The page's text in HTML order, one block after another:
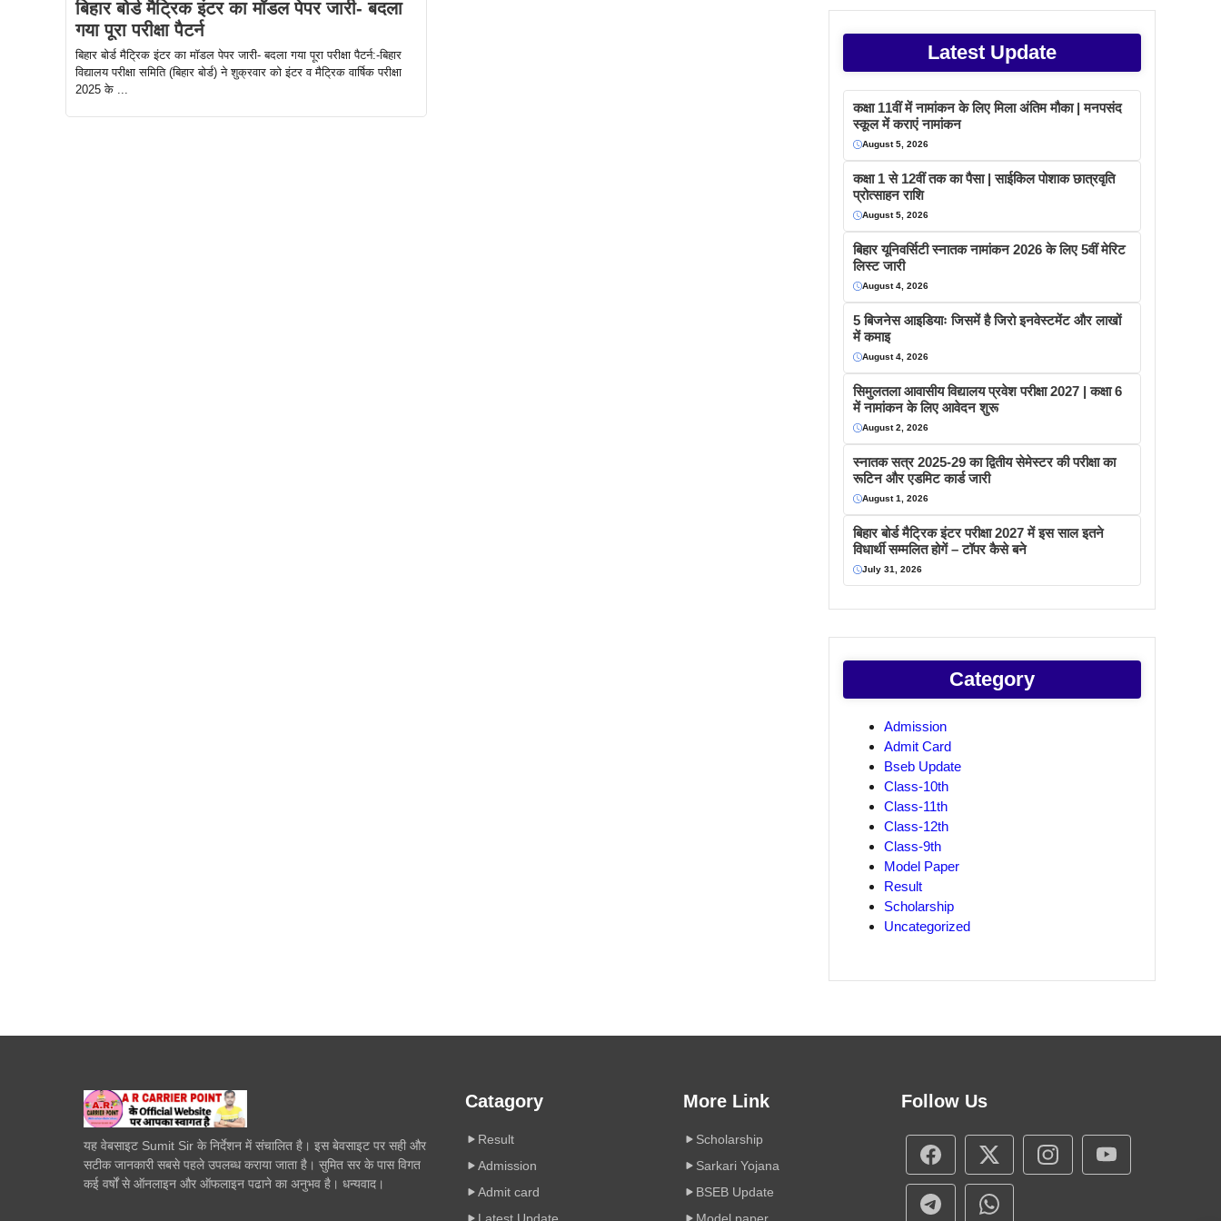
बिहार बोर्ड मैट्रिक इंटर का मॉडल पेपर जारी- बदला
गया पूरा परीक्षा पैटर्न
बिहार बोर्ड मैट्रिक इंटर का मॉडल पेपर जारी- बदला गया पूरा परीक्षा पैटर्न:-बिहार
विद्यालय परीक्षा समिति (बिहार बोर्ड) ने शुक्रवार को इंटर व मैट्रिक वार्षिक परीक्षा
2025 के ...
Latest Update
कक्षा 11वीं में नामांकन के लिए मिला अंतिम मौका | मनपसंद
स्कूल में कराएं नामांकन
August 5, 2026
कक्षा 1 से 12वीं तक का पैसा | साईकिल पोशाक छात्रवृति
प्रोत्साहन राशि
August 5, 2026
बिहार यूनिवर्सिटी स्नातक नामांकन 2026 के लिए 5वीं मेरिट
लिस्ट जारी
August 4, 2026
5 बिजनेस आइडियाः जिसमें है जिरो इनवेस्टमेंट और लाखों
में कमाइ
August 4, 2026
सिमुलतला आवासीय विद्यालय प्रवेश परीक्षा 2027 | कक्षा 6
में नामांकन के लिए आवेदन शुरू
August 2, 2026
स्नातक सत्र 2025-29 का द्वितीय सेमेस्टर की परीक्षा का
रूटिन और एडमिट कार्ड जारी
August 1, 2026
बिहार बोर्ड मैट्रिक इंटर परीक्षा 2027 में इस साल इतने
विधार्थी सम्मलित होगें – टॉपर कैसे बने
July 31, 2026
Category
Admission
Admit Card
Bseb Update
Class-10th
Class-11th
Class-12th
Class-9th
Model Paper
Result
Scholarship
Uncategorized
यह वेबसाइट Sumit Sir के निर्देशन में संचालित है। इस बेवसाइट पर सही और
सटीक जानकारी सबसे पहले उपलब्ध कराया जाता है। सुमित सर के पास विगत
कई वर्षों से ऑनलाइन और ऑफलाइन पढाने का अनुभव है। धन्यवाद।
Catagory
Result
Admission
Admit card
Latest Update
More Link
Scholarship
Sarkari Yojana
BSEB Update
Model paper
Follow Us